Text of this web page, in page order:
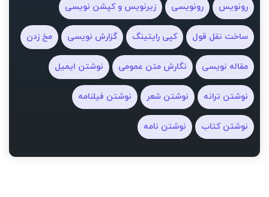
رونویس رونویسی زیرنویس و کپشن نویسی
ساخت نقل قول کپی رایتینگ گزارش نویسی مخ زدن
مقاله نویسی نگارش متن عمومی نوشتن ایمیل
نوشتن ترانه نوشتن شعر نوشتن فیلنامه
نوشتن کتاب نوشتن نامه